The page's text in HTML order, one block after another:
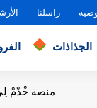
راسلنا
الجذاذات
منصة خْدْمْ